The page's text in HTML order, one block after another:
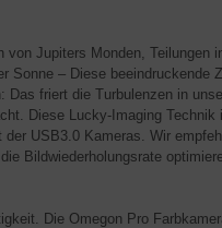
Jupiters Monden, Teilungen
Sonne – Diese beeindruckende
friert die Turbulenzen in
Diese Lucky-Imaging
USB3.0 Kameras. Wir
Bildwiederholungsrate
Die Omegon Pro